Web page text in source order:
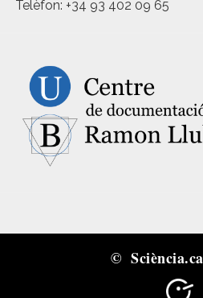
Telèfon: +34 93 402 09 65
©